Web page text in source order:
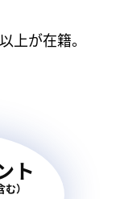
上が在籍。
ト
）